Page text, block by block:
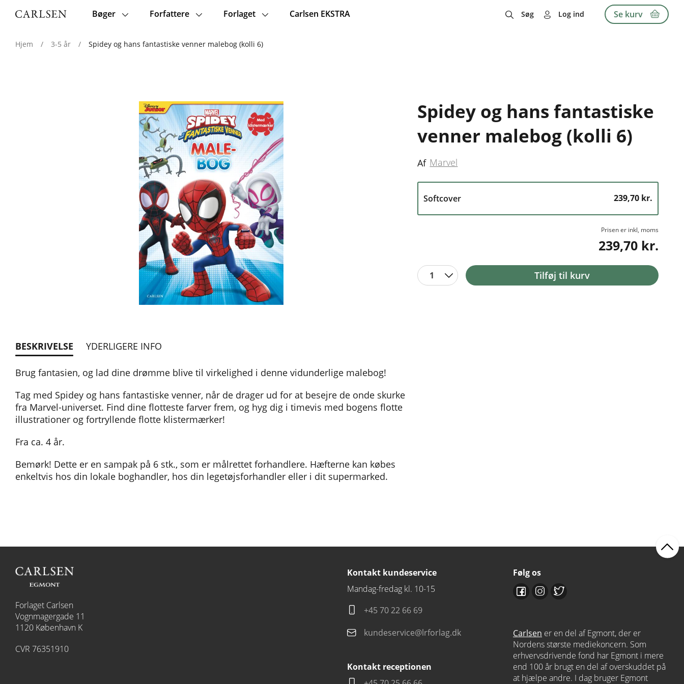
Main
Bøger Forfattere Forlaget Carlsen EKSTRA Søg Log ind Se kurv
Hjem / 3-5 år / Spidey og hans fantastiske venner malebog (kolli 6)
Spidey og hans fantastiske
venner malebog (kolli 6)
Af Marvel
Softcover 239,70 kr.
Prisen er inkl, moms
239,70 kr.
1 Tilføj til kurv
BESKRIVELSE YDERLIGERE INFO
Brug fantasien, og lad dine drømme blive til virkelighed i denne vidunderlige malebog!
Tag med Spidey og hans fantastiske venner, når de drager ud for at besejre de onde skurke
fra Marvel-universet. Find dine flotteste farver frem, og hyg dig i timevis med bogens flotte
illustrationer og fortryllende flotte klistermærker!
Fra ca. 4 år.
Bemørk! Dette er en sampak på 6 stk., som er målrettet forhandlere. Hæfterne kan købes
enkeltvis hos din lokale boghandler, hos din legetøjsforhandler eller i dit supermarked.
Forlaget Carlsen
Vognmagergade 11
1120 København K
CVR 76351910
Kontakt kundeservice
Mandag-fredag kl. 10-15
+45 70 22 66 69
kundeservice@lrforlag.dk
Kontakt receptionen
Følg os
Carlsen er en del af Egmont, der er
Nordens største mediekoncern. Som
erhvervsdrivende fond har Egmont i mere
end 100 år brugt en del af overskuddet på
at hjælpe andre. I dag bruger Egmont